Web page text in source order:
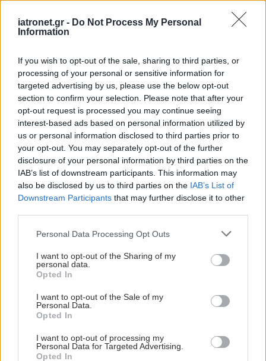
iatronet.gr - Do Not Process My Personal
Information
If you wish to opt-out of the sale, sharing to third parties, or
processing of your personal or sensitive information for
targeted advertising by us, please use the below opt-out
section to confirm your selection. Please note that after your
opt-out request is processed you may continue seeing
interest-based ads based on personal information utilized by
us or personal information disclosed to third parties prior to
your opt-out. You may separately opt-out of the further
disclosure of your personal information by third parties on the
IAB’s list of downstream participants. This information may
also be disclosed by us to third parties on the IAB’s List of
Downstream Participants that may further disclose it to other
Please note that this website/app uses one or more Google
not limited to your visit or usage behaviour. You may click to
grant or deny consent to Google and its third-party tags to
use your data for below specified purposes in below Google
consent section.
Personal Data Processing Opt Outs
I want to opt-out of the Sharing of my
personal data.
Opted In
I want to opt-out of the Sale of my
Personal Data.
Opted In
I want to opt-out of processing my
Personal Data for Targeted Advertising.
Opted In
Η σκοτεινή πλευρά της
βιταμίνης Β2 [μελέτη]
ΔΕΙΤΕ ΕΠΙΣΗΣ